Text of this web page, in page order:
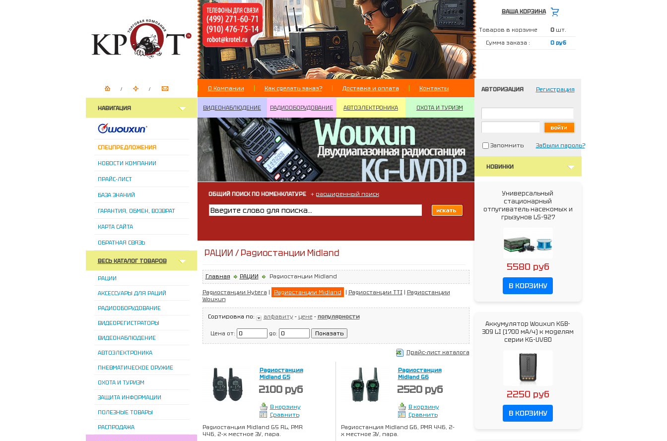
ВАША КОРЗИНА
Товаров в корзине 0 шт.
Сумма заказа :
0 руб
О Компании Как сделать заказ? Доставка и оплата Контакты
НАВИГАЦИЯ
СПЕЦПРЕДЛОЖЕНИЯ
НОВОСТИ КОМПАНИИ
ПРАЙС-ЛИСТ
БАЗА ЗНАНИЙ
ГАРАНТИЯ, ОБМЕН, ВОЗВРАТ
КАРТА САЙТА
ОБРАТНАЯ СВЯЗЬ
ВЕСЬ КАТАЛОГ ТОВАРОВ
РАЦИИ
АКСЕССУАРЫ ДЛЯ РАЦИЙ
РАДИООБОРУДОВАНИЕ
ВИДЕОРЕГИСТРАТОРЫ
ВИДЕОНАБЛЮДЕНИЕ
АВТОЭЛЕКТРОНИКА
ПНЕВМАТИЧЕСКОЕ ОРУЖИЕ
ОХОТА И ТУРИЗМ
ЗАЩИТА ИНФОРМАЦИИ
ПОЛЕЗНЫЕ ТОВАРЫ
РАСПРОДАЖА
ВИДЕОНАБЛЮДЕНИЕ РАДИООБОРУДОВАНИЕ АВТОЭЛЕКТРОНИКА ОХОТА И ТУРИЗМ
ОБЩИЙ ПОИСК ПО НОМЕНКЛАТУРЕ+ расширенный поиск
РАЦИИ / Радиостанции Midland
Главная РАЦИИ Радиостанции Midland
Радиостанции Hytera | Радиостанции Midland | Радиостанции TTI| Радиостанции
Wouxun
Сортировка по: алфавиту- цене - популярности
Цена от: до:
Прайс-лист каталога
Радиостанция
Midland G5
2100 руб
В корзину
Сравнить
Радиостанция Midland G5 RL, PMR
446, 2-х местное ЗУ, пара.
Радиостанция
Midland G6
2520 руб
В корзину
Сравнить
Радиостанция Midland G6, PMR 446, 2-
х местное ЗУ, пара.
АВТОРИЗАЦИЯ Регистрация
Запомнить Забыли пароль?
НОВИНКИ
Универсальный
стационарный
отпугиватель насекомых и
грызунов LS-927
5580 руб
В КОРЗИНУ
Аккумулятор Wouxun KGB-
309 LI (1700 мА/ч) к моделям
серии KG-UV8D
2250 руб
В КОРЗИНУ